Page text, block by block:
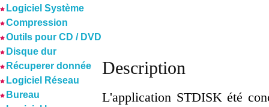
Logiciel Système
Compression
Outils pour CD / DVD
Disque dur
Récuperer donnée
Logiciel Réseau
Bureau
Description
L'application STDISK été